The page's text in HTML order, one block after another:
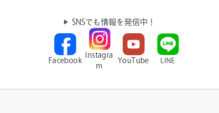
SNSでも情報を発信中！
Facebook
Instagra
m
YouTube LINE